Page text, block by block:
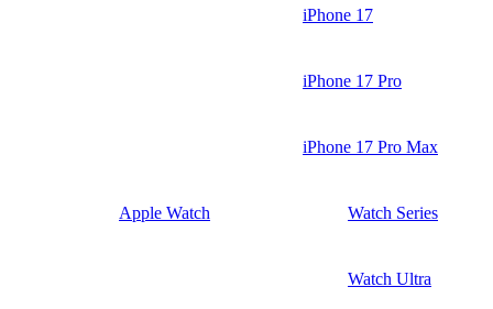
iPhone 17
iPhone 17 Pro
iPhone 17 Pro Max
Apple Watch Watch Series
Watch Ultra